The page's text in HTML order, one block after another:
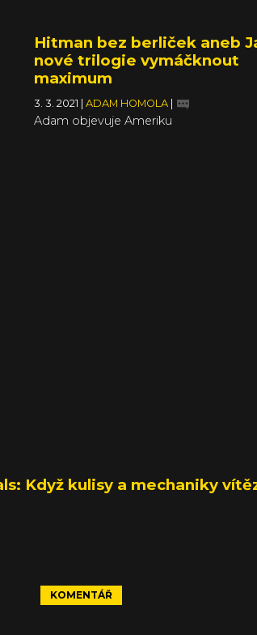
Hitman bez berliček aneb
nové trilogie vymáčknout
maximum
3. 3. 2021 ADAM HOMOLA
Adam objevuje Ameriku
Když kulisy a mechaniky
KOMENTÁŘ